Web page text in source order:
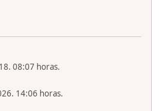
08:07 horas.
14:06 horas.